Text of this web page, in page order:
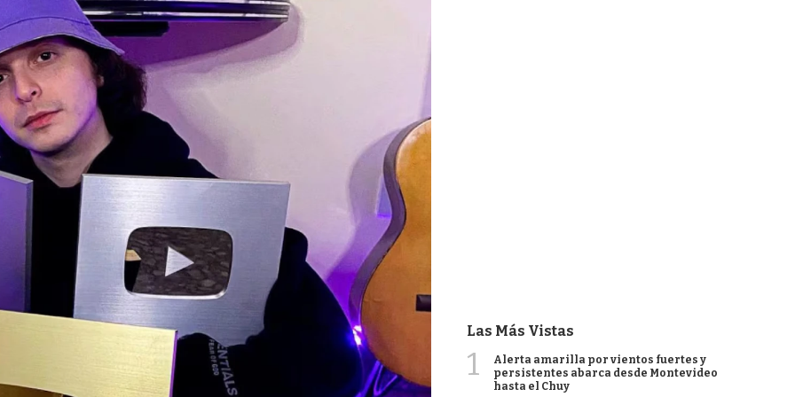
Las Más Vistas
1
Alerta amarilla por vientos fuertes y
persistentes abarca desde Montevideo
hasta el Chuy